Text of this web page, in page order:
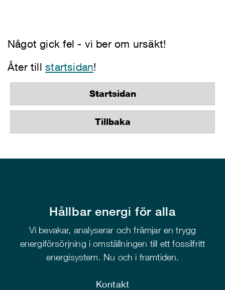
Något gick fel - vi ber om ursäkt!
Åter tillstartsidan!
Startsidan
Tillbaka
Hållbar energi för alla
Vi bevakar, analyserar och främjar en trygg
energiförsörjning i omställningen till ett fossilfritt
energisystem. Nu och i framtiden.
Kontakt